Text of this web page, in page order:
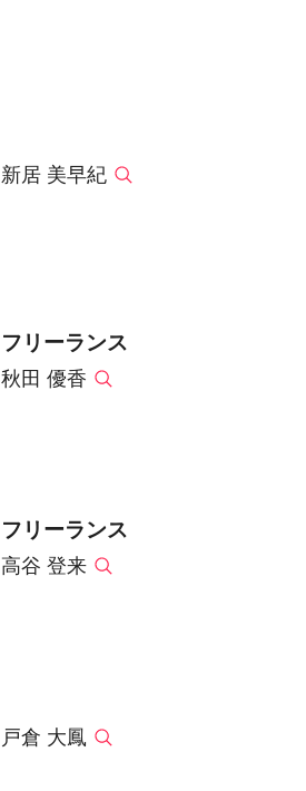
新居 美早紀
フリーランス
秋田 優香
フリーランス
高谷 登来
戸倉 大鳳